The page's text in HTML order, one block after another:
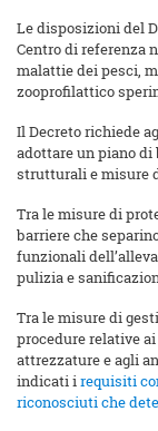
Le disposizioni del
Centro di referenza
malattie dei pesci,
zooprofilattico
Il Decreto richiede
adottare un piano
strutturali e misure
Tra le misure di
barriere che
funzionali
pulizia e
Tra le misure di
procedure relative
attrezzature e agli
indicati irequisiti
riconosciuti che